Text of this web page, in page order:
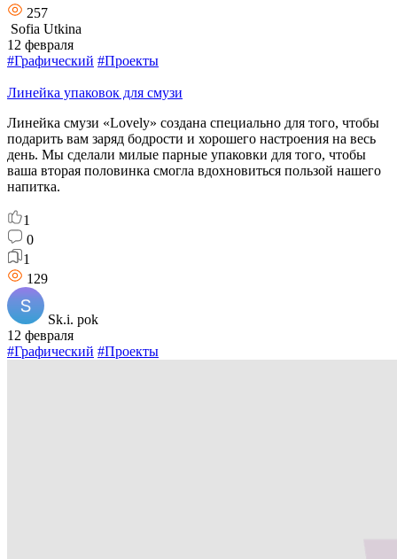
257
Sofia Utkina
12 февраля
#Графический #Проекты
Линейка упаковок для смузи
Линейка смузи «Lovely» создана специально для того, чтобы
подарить вам заряд бодрости и хорошего настроения на весь
день. Мы сделали милые парные упаковки для того, чтобы
ваша вторая половинка смогла вдохновиться пользой нашего
напитка.
1
0
1
129
Sk.i. pok
12 февраля
#Графический #Проекты